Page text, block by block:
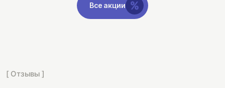
Все акции
[ Отзывы ]